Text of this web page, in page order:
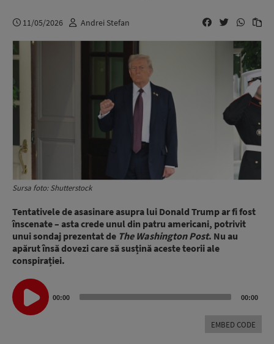
11/05/2026 Andrei Stefan
Sursa foto: Shutterstock
Tentativele de asasinare asupra lui Donald Trump ar fi fost
înscenate – asta crede unul din patru americani, potrivit
unui sondaj prezentat de The Washington Post. Nu au
apărut însă dovezi care să susțină aceste teorii ale
conspirației.
Audio
Player
00:00 00:00
EMBED CODE